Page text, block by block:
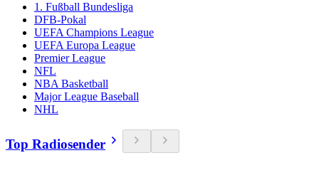
1. Fußball Bundesliga
DFB-Pokal
UEFA Champions League
UEFA Europa League
Premier League
NFL
NBA Basketball
Major League Baseball
NHL
Top Radiosender